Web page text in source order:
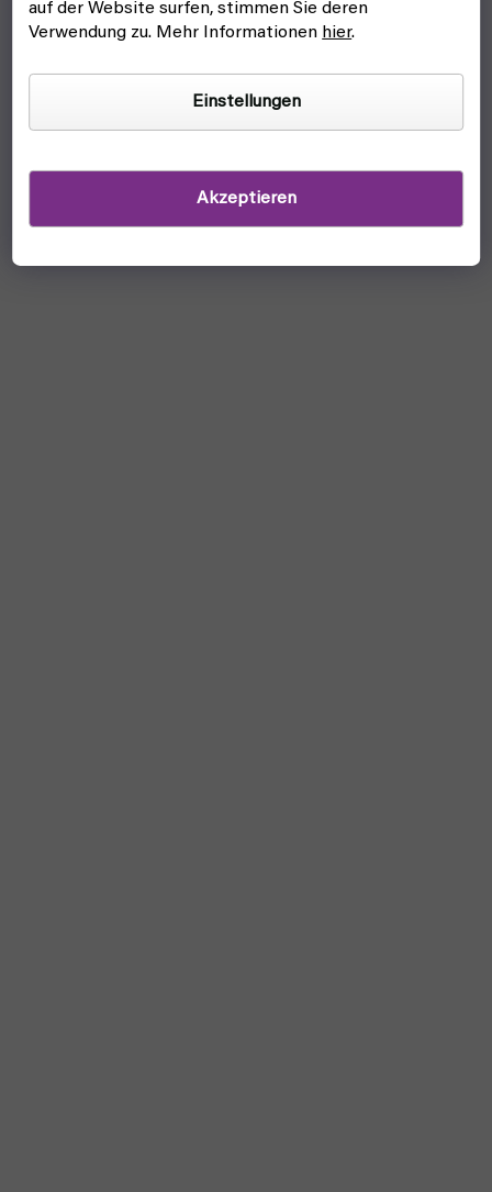
auf der Website surfen, stimmen Sie deren
Verwendung zu. Mehr Informationen hier.
Einstellungen
Akzeptieren